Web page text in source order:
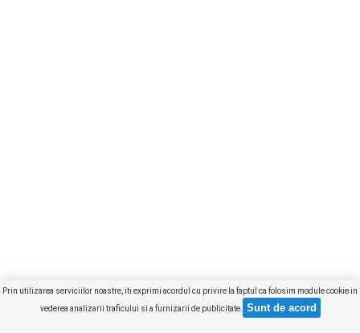
Prin utilizarea serviciilor noastre, iti exprimi acordul cu privire la faptul ca folosim module cookie in
vederea analizarii traficului si a furnizarii de publicitate.